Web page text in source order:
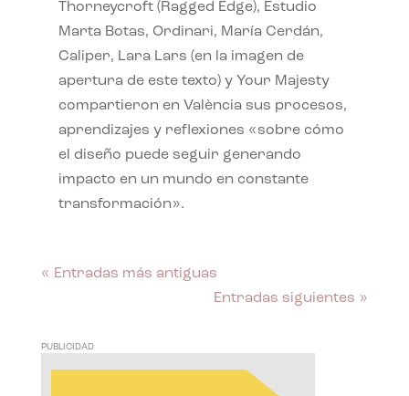
Thorneycroft (Ragged Edge), Estudio
Marta Botas, Ordinari, María Cerdán,
Caliper, Lara Lars (en la imagen de
apertura de este texto) y Your Majesty
compartieron en València sus procesos,
aprendizajes y reflexiones «sobre cómo
el diseño puede seguir generando
impacto en un mundo en constante
transformación».
« Entradas más antiguas
Entradas siguientes »
PUBLICIDAD